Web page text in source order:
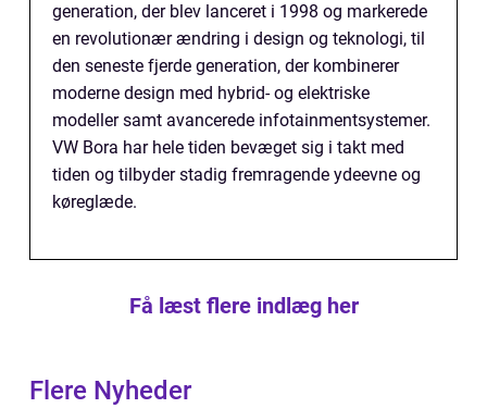
generation, der blev lanceret i 1998 og markerede
en revolutionær ændring i design og teknologi, til
den seneste fjerde generation, der kombinerer
moderne design med hybrid- og elektriske
modeller samt avancerede infotainmentsystemer.
VW Bora har hele tiden bevæget sig i takt med
tiden og tilbyder stadig fremragende ydeevne og
køreglæde.
Få læst flere indlæg her
Flere Nyheder